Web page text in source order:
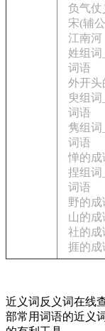
负气仗
宋(辅
江南河
姓组词
词语
外开头
臾组
词语
隽组词
词语
惮的成
捏组词
词语
野的
山的
社的成
捱的成
近义词反义词在线
部常用词语的近义